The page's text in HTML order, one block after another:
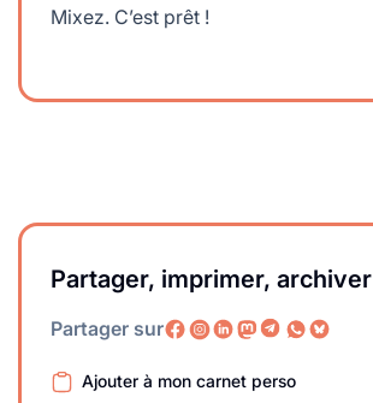
Mixez. C’est prêt !
Partager, imprimer, archiver
Partager sur
Ajouter à mon carnet perso